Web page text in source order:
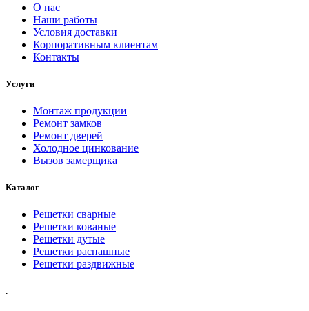
О нас
Наши работы
Условия доставки
Корпоративным клиентам
Контакты
Услуги
Монтаж продукции
Ремонт замков
Ремонт дверей
Холодное цинкование
Вызов замерщика
Каталог
Решетки сварные
Решетки кованые
Решетки дутые
Решетки распашные
Решетки раздвижные
.